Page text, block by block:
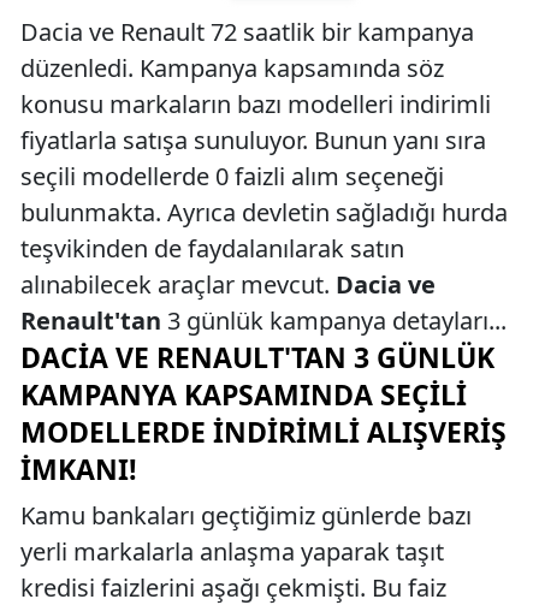
Dacia ve Renault 72 saatlik bir kampanya
düzenledi. Kampanya kapsamında söz
konusu markaların bazı modelleri indirimli
fiyatlarla satışa sunuluyor. Bunun yanı sıra
seçili modellerde 0 faizli alım seçeneği
bulunmakta. Ayrıca devletin sağladığı hurda
teşvikinden de faydalanılarak satın
alınabilecek araçlar mevcut. Dacia ve
Renault'tan 3 günlük kampanya detayları...
DACIA VE RENAULT'TAN 3 GÜNLÜK
KAMPANYA KAPSAMINDA SEÇILI
MODELLERDE İNDIRIMLI ALIŞVERIŞ
İMKANI!
Kamu bankaları geçtiğimiz günlerde bazı
yerli markalarla anlaşma yaparak taşıt
kredisi faizlerini aşağı çekmişti. Bu faiz